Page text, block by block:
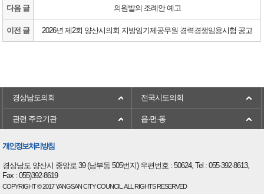
다음 글 의원발의 조례안 예고
이전 글 2026년 제2회 양산시의회 지방임기제공무원 경력경쟁임용시험 공고
경상남도의회 전국시도의회
관련 주요기관 읍·면·동
개인정보처리방침
경상남도 양산시 중앙로 39 (남부동 505번지) 우편번호 : 50624, Tel : 055-392-8613,
Fax : 055)392-8619
COPYRIGHT © 2017 YANGSAN CITY COUNCIL. ALL RIGHTS RESERVED